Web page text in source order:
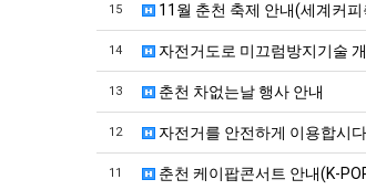
15 11월 춘천 축제 안내(세계커피
14 자전거도로 미끄럼방지기술
13 춘천 차없는날 행사 안내
12 자전거를 안전하게 이용합시다.
11 춘천 케이팝콘서트 안내(K-